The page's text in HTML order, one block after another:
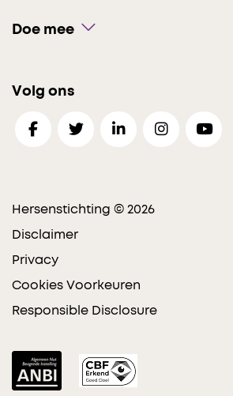
Doe mee
Volg ons
Hersenstichting © 2026
Disclaimer
Privacy
Cookies Voorkeuren
Responsible Disclosure